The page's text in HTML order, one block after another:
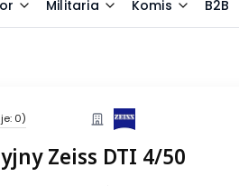
Militaria Komis B2B
0)
Zeiss DTI 4/50